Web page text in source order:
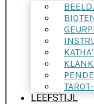
LEEFSTIJL